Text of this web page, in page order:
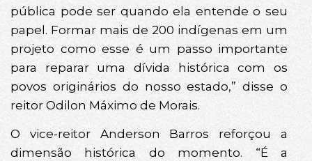
pública pode ser quando ela entende o seu
papel. Formar mais de 200 indígenas em um
projeto como esse é um passo importante
para reparar uma dívida histórica com os
povos originários do nosso estado,” disse o
reitor Odilon Máximo de Morais.
O vice-reitor Anderson Barros reforçou a
dimensão histórica do momento. “É a